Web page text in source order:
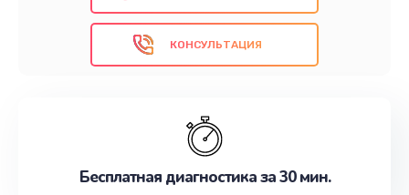
КОНСУЛЬТАЦИЯ
Бесплатная диагностика за 30 мин.